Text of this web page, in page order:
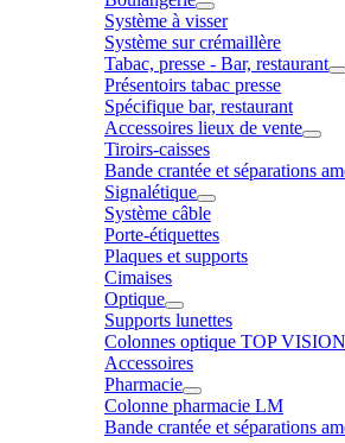
Système à visser
Système sur crémaillère
Tabac, presse - Bar, restaurant
Présentoirs tabac presse
Spécifique bar, restaurant
Accessoires lieux de vente
Tiroirs-caisses
Bande crantée et séparations
Signalétique
Système câble
Porte-étiquettes
Plaques et supports
Cimaises
Optique
Supports lunettes
Colonnes optique TOP VISION
Accessoires
Pharmacie
Colonne pharmacie LM
Bande crantée et séparations